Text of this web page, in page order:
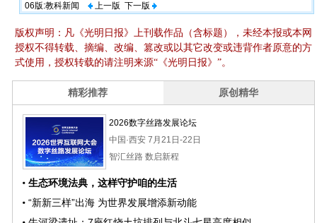
06版:教科新闻 上一版 下一版
版权声明：凡《光明日报》上刊载作品（含标题），未经本报或本网
授权不得转载、摘编、改编、篡改或以其它改变或违背作者原意的方
式使用，授权转载的请注明来源“《光明日报》”。